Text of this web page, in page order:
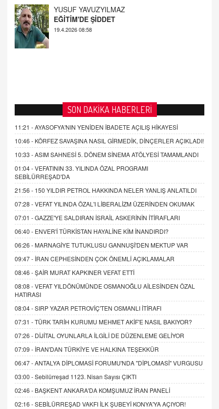
AHMED ÇITLAKOĞLU
OKUL SALDIRILARININ ORTAYA ÇIKARTTIĞI
GERÇEK!
SON DAKİKA HABERLERİ
11:21 -AYASOFYA'NIN YENİDEN İBADETE AÇILIŞ HİKAYESİ
10:46 - KÖRFEZ SAVAŞINA NASIL GİRMEDİK, DİNÇERLER AÇIKLADI!
10:33 -ASIM SAHNESİ 5. DÖNEM SİNEMA ATÖLYESİ TAMAMLANDI
01:04 -VEFATININ 33. YILINDA ÖZAL PROGRAMI
SEBİLÜRREŞAD'DA
21:56 - 150 YILDIR PETROL HAKKINDA NELER YANLIŞ ANLATILDI
07:28 -VEFAT YILINDA ÖZAL'I LİBERALİZM ÜZERİNDEN OKUMAK
07:01 -GAZZE'YE SALDIRAN İSRAİL ASKERİNİN İTİRAFLARI
06:40 - ENVER'İ TÜRKİSTAN HAYALİNE KİM İNANDIRDI?
06:26 - MARNAGİYE TUTUKLUSU GANNUŞİ'DEN MEKTUP VAR
09:47 - İRAN CEPHESİNDEN ÇOK ÖNEMLİ AÇIKLAMALAR
08:46 -ŞAİR MURAT KAPKINER VEFAT ETTİ
08:08 -VEFAT YILDÖNÜMÜNDE OSMANOĞLU AİLESİNDEN ÖZAL
HATIRASI
08:04 -SIRP YAZAR PETROVİÇ'TEN OSMANLI İTİRAFI
07:31 -TÜRK TARİH KURUMU MEHMET AKİF'E NASIL BAKIYOR?
07:26 - DİJİTAL OYUNLARLA İLGİLİ DE DÜZENLEME GELİYOR
07:09 - İRAN'DAN TÜRKİYE VE HALKINA TEŞEKKÜR
06:47 -ANTALYA DİPLOMASİ FORUMU'NDA "DİPLOMASİ" VURGUSU
03:00 -Sebilürreşad 1123. Nisan Sayısı ÇIKTI
02:46 - BAŞKENT ANKARA'DA KOMŞUMUZ İRAN PANELİ
02:16 -SEBİLÜRREŞAD VAKFI İLK ŞUBEYİ KONYA'YA AÇIYOR!